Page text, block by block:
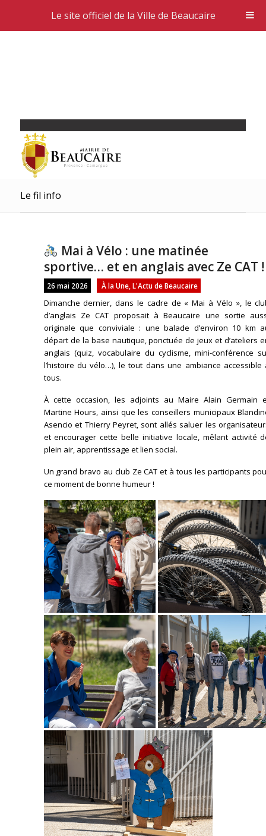
Le fil info
Mai à Vélo : une matinée
sportive… et en anglais avec Ze CAT !
26 mai 2026 À la Une, L'Actu de Beaucaire
Dimanche dernier, dans le cadre de « Mai à Vélo », le
d’anglais Ze CAT proposait à Beaucaire une sortie
originale que conviviale : une balade d’environ 10 km
départ de la base nautique, ponctuée de jeux et d’ateliers
anglais (quiz, vocabulaire du cyclisme, mini-conférence
l’histoire du vélo…), le tout dans une ambiance accessible
tous.
À cette occasion, les adjoints au Maire Alain Germain
Martine Hours, ainsi que les conseillers municipaux
Asencio et Thierry Peyret, sont allés saluer les
et encourager cette belle initiative locale, mêlant activité
plein air, apprentissage et lien social.
Un grand bravo au club Ze CAT et à tous les participants
ce moment de bonne humeur !
Le site officiel de la Ville de Beaucaire